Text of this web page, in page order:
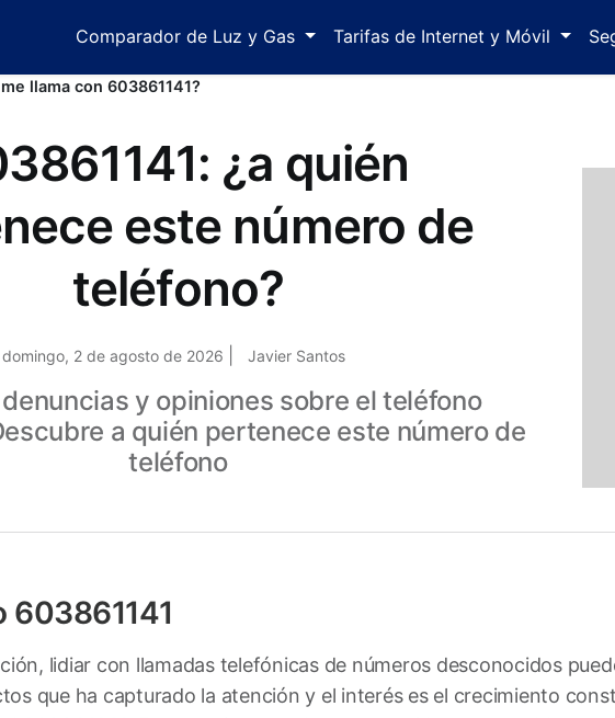
Comparador de Luz y Gas Tarifas de Internet y Móvil
llama con 603861141?
¿a quién
este número de
teléfono?
domingo, 2 de agosto de 2026 Javier Santos
y opiniones sobre el teléfono
a quién pertenece este número de
teléfono
603861141
lidiar con llamadas telefónicas de números desconocidos
que ha capturado la atención y el interés es el crecimiento